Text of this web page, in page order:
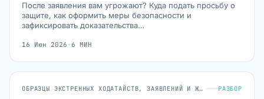
После заявления вам угрожают? Куда подать просьбу о
защите, как оформить меры безопасности и
зафиксировать доказательства…
16 Июн 2026 · 6 МИН
ОБРАЗЦЫ ЭКСТРЕННЫХ ХОДАТАЙСТВ, ЗАЯВЛЕНИЙ И ЖАЛОБ РАЗБОР